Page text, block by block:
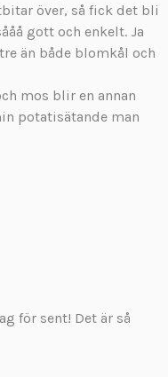
över, så fick det bli
gott och enkelt. Ja
än både blomkål och
mos blir en annan
potatisätande man
för sent! Det är så